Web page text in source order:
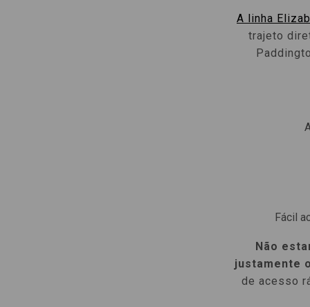
A linha
trajeto
Fácil
Não
justamente
de acesso